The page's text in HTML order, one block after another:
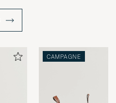
CAMPAGNE